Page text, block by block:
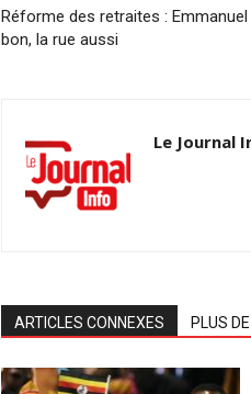
Réforme des retraites :
bon, la rue aussi
Le Journal
ARTICLES CONNEXES PLUS